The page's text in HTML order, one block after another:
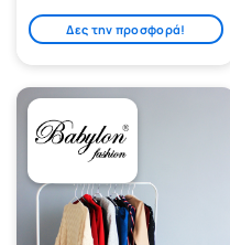
Δες την προσφορά!